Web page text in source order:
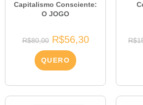
Capitalismo Consciente:
O JOGO
R$80,00 R$56,30
QUERO
R$